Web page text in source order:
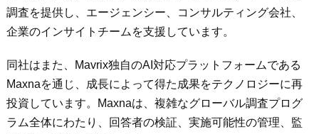
調査を提供し、エージェンシー、コンサルティング会社、
企業のインサイトチームを支援しています。
同社はまた、Mavrix独自のAI対応プラットフォームである
Maxnaを通じ、成長によって得た成果をテクノロジーに再
投資しています。Maxnaは、複雑なグローバル調査プログ
ラム全体にわたり、回答者の検証、実施可能性の管理、監